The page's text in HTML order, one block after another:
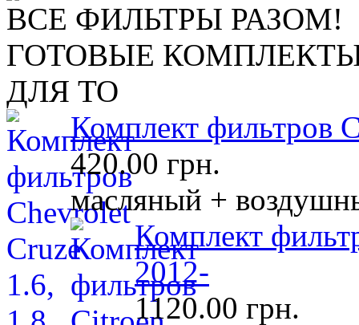
ВСЕ ФИЛЬТРЫ РАЗОМ!
ГОТОВЫЕ
ДЛЯ ТО
Комплект фильтров
420.00 грн.
масляный +
Комплект
2012-
1120.00 грн.